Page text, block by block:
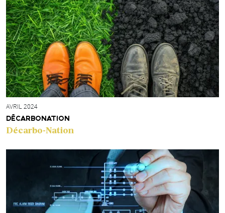
AVRIL 2024
DÉCARBONATION
Décarbo-Nation